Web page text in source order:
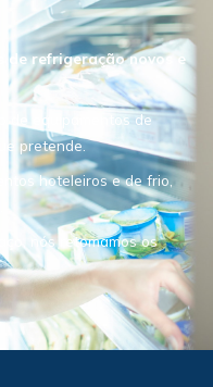
de refrigeração novos e
de equipamentos de
pretende.
hoteleiros e de frio,
nós retomamos os